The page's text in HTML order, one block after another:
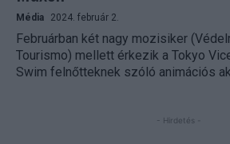
Média 2024. február 2.
Februárban két nagy mozisiker
Tourismo) mellett érkezik a Tokyo
Swim felnőtteknek szóló animációs
- Hirdetés -